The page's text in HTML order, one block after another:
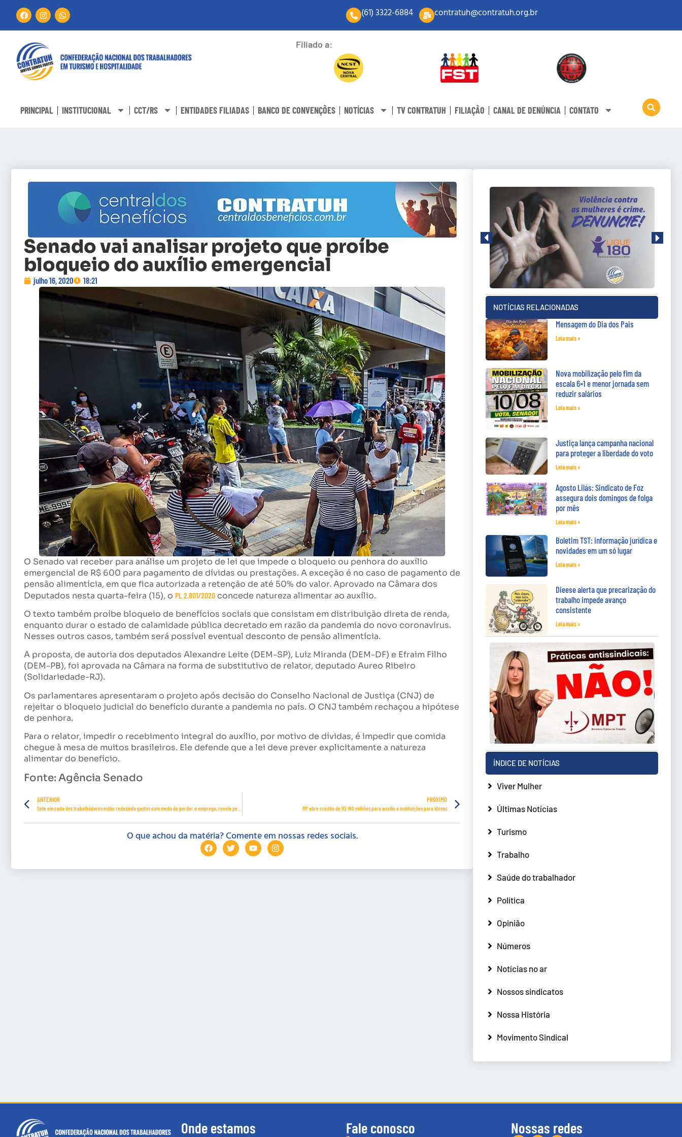
(61) 3322-6884 contratuh@contratuh.org.br
Filiado a:
PRINCIPAL INSTITUCIONAL CCT/RS ENTIDADES FILIADAS BANCO DE CONVENÇÕES NOTÍCIAS TV CONTRATUH FILIAÇÃO CANAL DE DENÚNCIA CONTATO
Senado vai analisar projeto que proíbe
bloqueio do auxílio emergencial
julho 16, 2020 18:21
O Senado vai receber para análise um projeto de lei que impede o bloqueio ou penhora do auxílio
emergencial de R$ 600 para pagamento de dívidas ou prestações. A exceção é no caso de pagamento de
pensão alimentícia, em que fica autorizada a retenção de até 50% do valor. Aprovado na Câmara dos
Deputados nesta quarta-feira (15), o PL 2.801/2020 concede natureza alimentar ao auxílio.
O texto também proíbe bloqueio de benefícios sociais que consistam em distribuição direta de renda,
enquanto durar o estado de calamidade pública decretado em razão da pandemia do novo coronavírus.
Nesses outros casos, também será possível eventual desconto de pensão alimentícia.
A proposta, de autoria dos deputados Alexandre Leite (DEM-SP), Luiz Miranda (DEM-DF) e Efraim Filho
(DEM-PB), foi aprovada na Câmara na forma de substitutivo de relator, deputado Aureo Ribeiro
(Solidariedade-RJ).
Os parlamentares apresentaram o projeto após decisão do Conselho Nacional de Justiça (CNJ) de
rejeitar o bloqueio judicial do benefício durante a pandemia no país. O CNJ também rechaçou a hipótese
de penhora.
Para o relator, impedir o recebimento integral do auxílio, por motivo de dívidas, é impedir que comida
chegue à mesa de muitos brasileiros. Ele defende que a lei deve prever explicitamente a natureza
alimentar do benefício.
Fonte: Agência Senado
ANTERIOR PRÓXIMO
MP abre crédito de R$ 160 milhões para auxílio a instituições para idosos
O que achou da matéria? Comente em nossas redes sociais.
NOTÍCIAS RELACIONADAS
Mensagem do Dia dos Pais
Leia mais »
Nova mobilização pelo fim da
escala 6×1 e menor jornada sem
reduzir salários
Leia mais »
Justiça lança campanha nacional
para proteger a liberdade do voto
Leia mais »
Agosto Lilás: Sindicato de Foz
assegura dois domingos de folga
por mês
Leia mais »
Boletim TST: informação jurídica e
novidades em um só lugar
Leia mais »
Dieese alerta que precarização do
trabalho impede avanço
consistente
Leia mais »
ÍNDICE DE NOTÍCIAS
Viver Mulher
Últimas Notícias
Turismo
Trabalho
Saúde do trabalhador
Política
Opinião
Números
Notícias no ar
Nossos sindicatos
Nossa História
Movimento Sindical
Onde estamos Fale conosco Nossas redes